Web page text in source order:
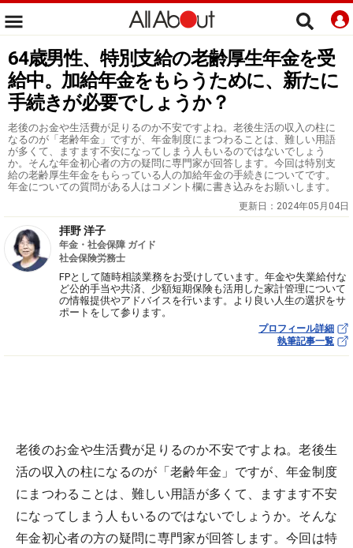
64歳男性、特別支給の老齢厚生年金を受
給中。加給年金をもらうために、新たに
手続きが必要でしょうか？
老後のお金や生活費が足りるのか不安ですよね。老後生活の収入の柱に
なるのが「老齢年金」ですが、年金制度にまつわることは、難しい用語
が多くて、ますます不安になってしまう人もいるのではないでしょう
か。そんな年金初心者の方の疑問に専門家が回答します。今回は特別支
給の老齢厚生年金をもらっている人の加給年金の手続きについてです。
年金についての質問がある人はコメント欄に書き込みをお願いします。
更新日： 2024年05月04日
拝野 洋子
年金・社会保障 ガイド
社会保険労務士
FPとして随時相談業務をお受けしています。年金や失業給付な
ど公的手当や共済、少額短期保険も活用した家計管理について
の情報提供やアドバイスを行います。より良い人生の選択をサ
ポートをして参ります。
プロフィール詳細
執筆記事一覧
老後のお金や生活費が足りるのか不安ですよね。老後生
活の収入の柱になるのが「老齢年金」ですが、年金制度
にまつわることは、難しい用語が多くて、ますます不安
になってしまう人もいるのではないでしょうか。そんな
年金初心者の方の疑問に専門家が回答します。今回は特